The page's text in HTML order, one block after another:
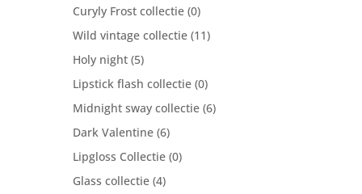
Curyly Frost collectie (0)
Wild vintage collectie (11)
Holy night (5)
Lipstick flash collectie (0)
Midnight sway collectie (6)
Dark Valentine (6)
Lipgloss Collectie (0)
Glass collectie (4)